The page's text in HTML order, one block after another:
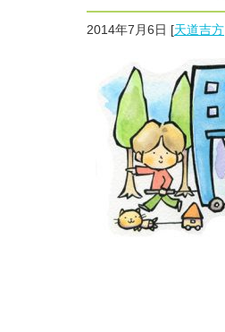
2014年7月6日 [天道吉方